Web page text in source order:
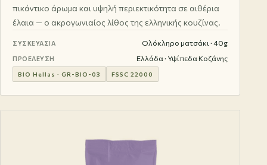
πικάντικο άρωμα και υψηλή περιεκτικότητα σε αιθέρια
έλαια — ο ακρογωνιαίος λίθος της ελληνικής κουζίνας.
ΣΥΣΚΕΥΑΣΊΑ Ολόκληρο ματσάκι · 40g
ΠΡΟΈΛΕΥΣΗ Ελλάδα · Υψίπεδα Κοζάνης
BIO Hellas · GR-BIO-03 FSSC 22000